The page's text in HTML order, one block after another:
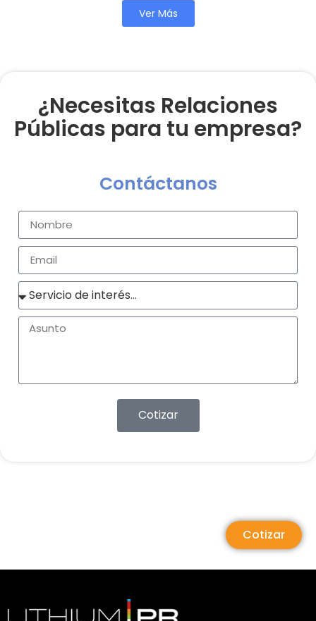
Ver Más
¿Necesitas Relaciones
Públicas para tu empresa?
Contáctanos
Cotizar
Cotizar